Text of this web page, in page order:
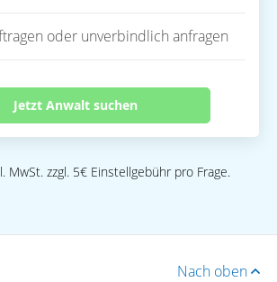
oder unverbindlich anfragen
Jetzt Anwalt suchen
MwSt. zzgl. 5€ Einstellgebühr pro Frage.
Nach oben